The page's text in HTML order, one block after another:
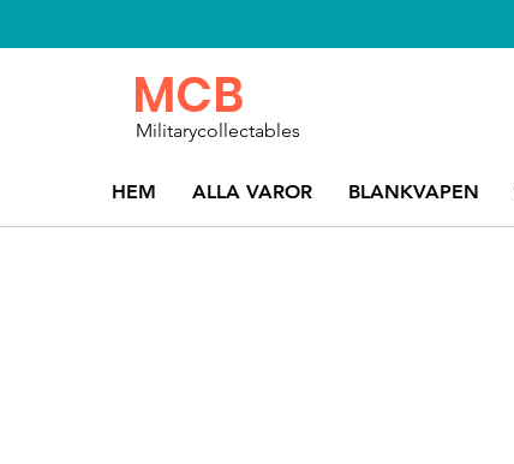
HEM ALLA VAROR BLANKVAPEN
MCB
Militarycollectables